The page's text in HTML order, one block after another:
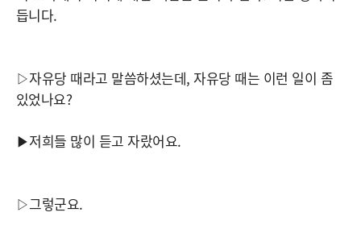
듭니다.
▷자유당 때라고 말씀하셨는데, 자유당 때는 이런 일이 좀
있었나요?
▶저희들 많이 듣고 자랐어요.
▷그렇군요.